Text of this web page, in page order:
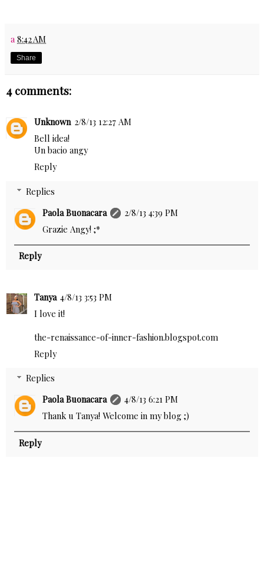
a 8:42 AM
Share
4 comments:
Unknown 2/8/13 12:27 AM
Bell idea!
Un bacio angy
Reply
Replies
Paola Buonacara
2/8/13 4:39 PM
Grazie Angy! ;*
Reply
Tanya 4/8/13 3:53 PM
I love it!
the-renaissance-of-inner-fashion.blogspot.com
Reply
Replies
Paola Buonacara
4/8/13 6:21 PM
Thank u Tanya! Welcome in my blog ;)
Reply